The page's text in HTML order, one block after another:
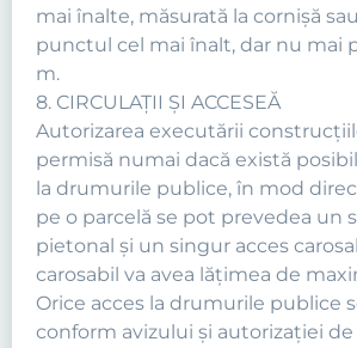
mai înalte, măsurată la cornişă
punctul cel mai înalt, dar nu mai
m.
8. CIRCULAŢII ŞI ACCESEĂ
Autorizarea executării
permisă numai dacă există
la drumurile publice, în mod
pe o parcelă se pot prevedea un
pietonal şi un singur acces
carosabil va avea lăţimea de
Orice acces la drumurile publice
conform avizului şi autorizaţiei